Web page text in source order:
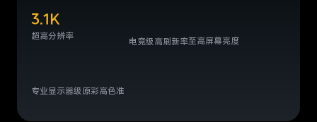
3.1K
超高分辨率
电竞级高刷新率至高屏幕亮度
专业显示器级原彩高色准